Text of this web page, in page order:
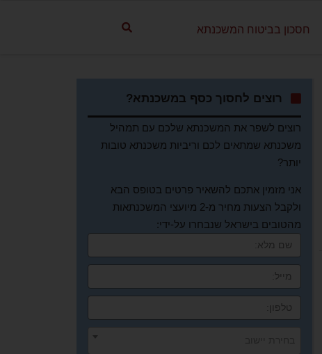
חסכון בביטוח המשכנתא
רוצים לחסוך כסף במשכנתא?
רוצים לשפר את המשכנתא שלכם עם תמהיל
משכנתא שמתאים לכם וריביות משכנתא טובות
יותר?
אני מזמין אתכם להשאיר פרטים בטופס הבא
ולקבל הצעות מחיר מ-2 מיועצי המשכנתאות
מהטובים בישראל שנבחרו על-ידי: